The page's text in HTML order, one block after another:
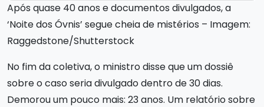
Após quase 40 anos e documentos divulgados, a
‘Noite dos Óvnis’ segue cheia de mistérios – Imagem:
Raggedstone/Shutterstock
No fim da coletiva, o ministro disse que um dossiê
sobre o caso seria divulgado dentro de 30 dias.
Demorou um pouco mais: 23 anos. Um relatório sobre